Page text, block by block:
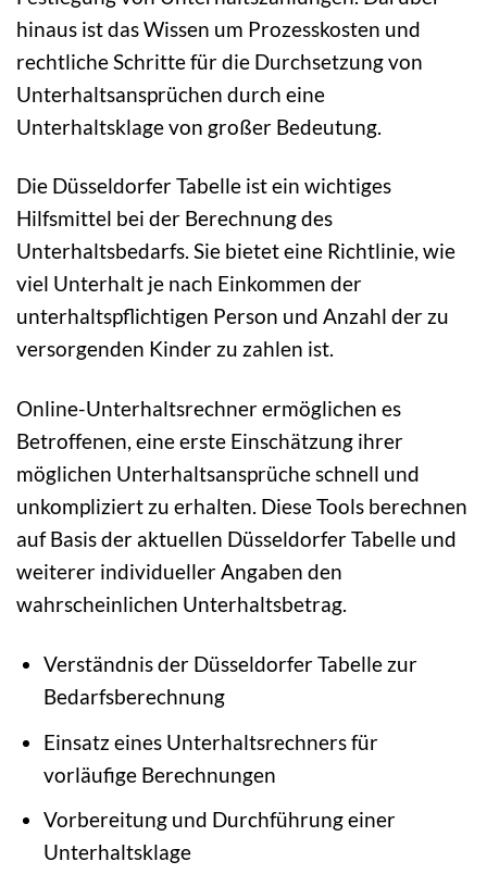
hinaus ist das Wissen um Prozesskosten und
rechtliche Schritte für die Durchsetzung von
Unterhaltsansprüchen durch eine
Unterhaltsklage von großer Bedeutung.
Die Düsseldorfer Tabelle ist ein wichtiges
Hilfsmittel bei der Berechnung des
Unterhaltsbedarfs. Sie bietet eine Richtlinie, wie
viel Unterhalt je nach Einkommen der
unterhaltspflichtigen Person und Anzahl der zu
versorgenden Kinder zu zahlen ist.
Online-Unterhaltsrechner ermöglichen es
Betroffenen, eine erste Einschätzung ihrer
möglichen Unterhaltsansprüche schnell und
unkompliziert zu erhalten. Diese Tools berechnen
auf Basis der aktuellen Düsseldorfer Tabelle und
weiterer individueller Angaben den
wahrscheinlichen Unterhaltsbetrag.
Verständnis der Düsseldorfer Tabelle zur
Bedarfsberechnung
Einsatz eines Unterhaltsrechners für
vorläufige Berechnungen
Vorbereitung und Durchführung einer
Unterhaltsklage